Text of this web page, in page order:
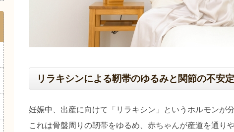
リラキシンによる靭帯のゆるみと関節の不安
妊娠中、出産に向けて「リラキシン」というホルモンが
これは骨盤周りの靭帯をゆるめ、赤ちゃんが産道を通り